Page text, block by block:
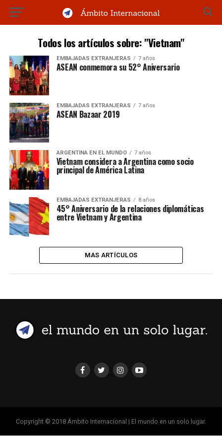
Todos los artículos sobre: "Vietnam"
EMBAJADAS EXTRANJERAS 7 años
ASEAN conmemora su 52° Aniversario
EMBAJADAS EXTRANJERAS 7 años
ASEAN Bazaar 2019
ARGENTINA EN EL MUNDO 7 años
Vietnam considera a Argentina como socio
principal de América Latina
EMBAJADAS EXTRANJERAS 8 años
45° Aniversario de la relaciones diplomáticas
entre Vietnam y Argentina
MAS ARTÍCULOS
Copyright © 2018 Ámbito Internacional | El mundo en un solo lugar.